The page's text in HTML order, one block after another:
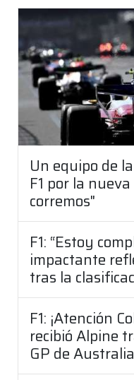
Un equipo de
F1 por la
corremos"
F1: “Estoy
impactante
tras la
F1: ¡Atención
recibió Alpine
GP de Australia